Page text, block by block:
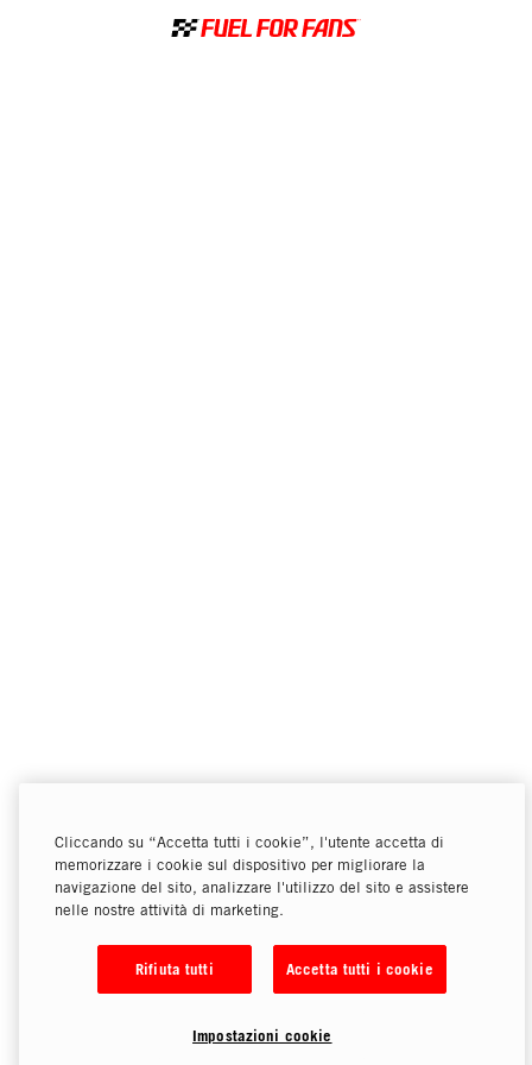
Cliccando su “Accetta tutti i cookie”, l'utente accetta di
memorizzare i cookie sul dispositivo per migliorare la
navigazione del sito, analizzare l'utilizzo del sito e assistere
nelle nostre attività di marketing.
Rifiuta tutti Accetta tutti i cookie
Impostazioni cookie